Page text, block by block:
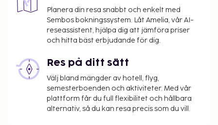
Planera din resa snabbt och enkelt med
Sembos bokningssystem. Låt Amelia, vår AI-
reseassistent, hjälpa dig att jämföra priser
och hitta bäst erbjudande för dig.
Res på ditt sätt
Välj bland mängder av hotell, flyg,
semesterboenden och aktiviteter. Med vår
plattform får du full flexibilitet och hållbara
alternativ, så du kan resa precis som du vill.